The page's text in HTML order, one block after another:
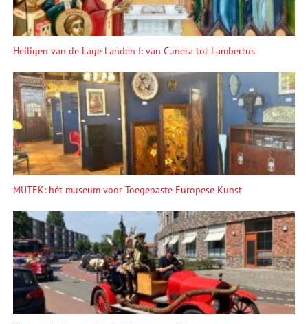
Heiligen van de Lage Landen I: van Cunera tot Lambertus
MUTEK: hét museum voor Toegepaste Europese Kunst